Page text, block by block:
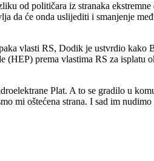
od političara iz stranaka
da će onda uslijediti i smanjenje
vlasti RS, Dodik je ustvrdio kako
prema vlastima RS za
Plat. A to se gradilo u
mi oštećena strana. I sad im